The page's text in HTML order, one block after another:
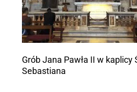
Grób Jana Pawła II w kaplicy
Sebastiana